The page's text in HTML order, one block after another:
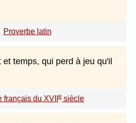
Proverbe latin
temps, qui perd à jeu qu'il
français du XVII e siècle